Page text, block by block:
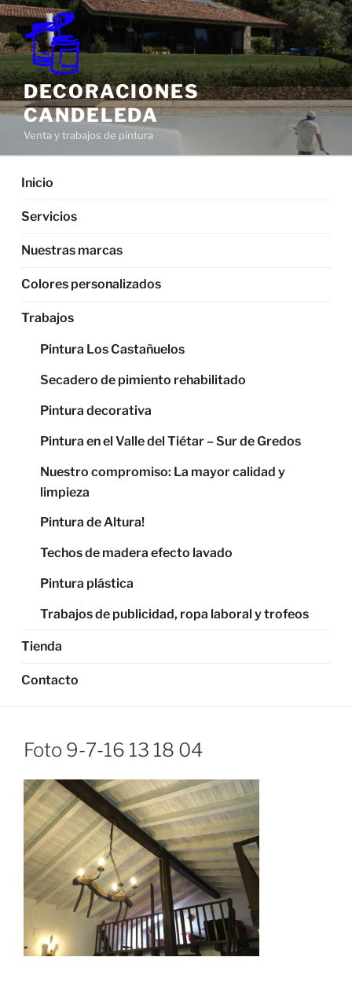
Saltar
al
contenido
DECORACIONES
CANDELEDA
Venta y trabajos de pintura
Inicio
Servicios
Nuestras marcas
Colores personalizados
Trabajos
Pintura Los Castañuelos
Secadero de pimiento rehabilitado
Pintura decorativa
Pintura en el Valle del Tiétar – Sur de Gredos
Nuestro compromiso: La mayor calidad y
limpieza
Pintura de Altura!
Techos de madera efecto lavado
Pintura plástica
Trabajos de publicidad, ropa laboral y trofeos
Tienda
Contacto
Foto 9-7-16 13 18 04